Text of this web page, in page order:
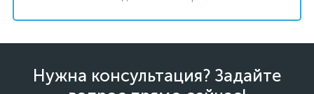
Нужна консультация? Задайте